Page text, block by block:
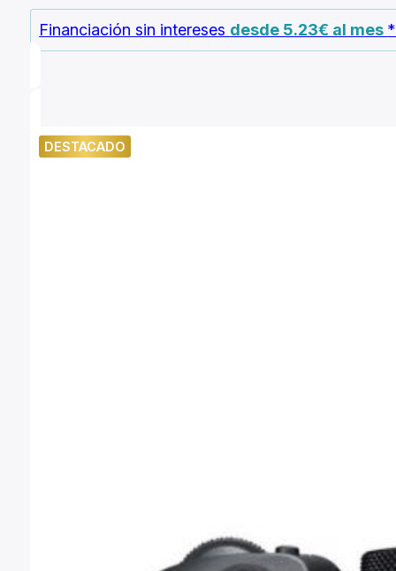
era:
119,79 €.
es:
113,99 €.
Financiación sin intereses desde 5.23€ al mes *
DESTACADO